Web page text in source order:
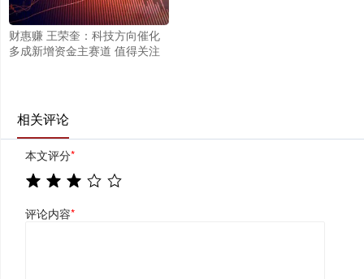
财惠赚 王荣奎：科技方向催化
多成新增资金主赛道 值得关注
相关评论
本文评分*
评论内容*